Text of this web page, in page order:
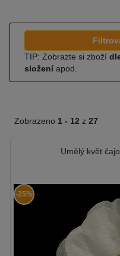
TIP: Zobrazte si zboží
složení apod.
Zobrazeno 1 - 12 z 27
Umělý květ
-25%